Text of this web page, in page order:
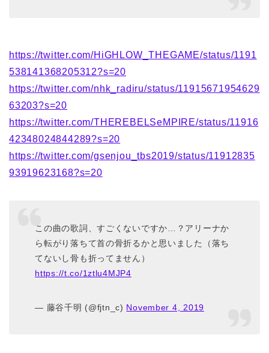
https://twitter.com/HiGHLOW_THEGAME/status/1191
538141368205312?s=20
https://twitter.com/nhk_radiru/status/11915671954629
63203?s=20
https://twitter.com/THEREBELSeMPIRE/status/11916
42348024844289?s=20
https://twitter.com/gsenjou_tbs2019/status/11912835
93919623168?s=20
この曲の歌詞、すごくないですか…？アリーナか
ら転がり落ちて首の骨折るかと思いました（落ち
てないし骨も折ってません）
https://t.co/1ztlu4MJP4
— 藤谷千明 (@fjtn_c) November 4, 2019